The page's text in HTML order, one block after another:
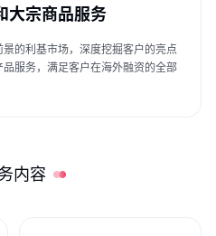
商品服务
大宗商品服务
的利基市场，深度挖掘客户的亮点
服务，满足客户在海外融资的全部
内容